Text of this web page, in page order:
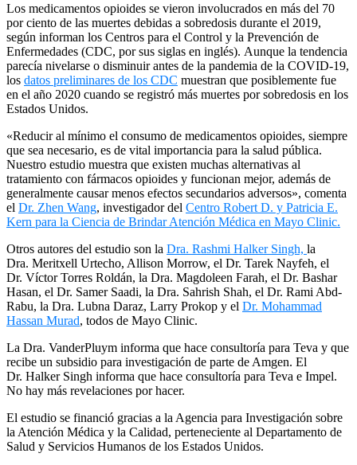
Los medicamentos opioides se vieron involucrados en más del 70
por ciento de las muertes debidas a sobredosis durante el 2019,
según informan los Centros para el Control y la Prevención de
Enfermedades (CDC, por sus siglas en inglés). Aunque la tendencia
parecía nivelarse o disminuir antes de la pandemia de la COVID-19,
los datos preliminares de los CDC muestran que posiblemente fue
en el año 2020 cuando se registró más muertes por sobredosis en los
Estados Unidos.
«Reducir al mínimo el consumo de medicamentos opioides, siempre
que sea necesario, es de vital importancia para la salud pública.
Nuestro estudio muestra que existen muchas alternativas al
tratamiento con fármacos opioides y funcionan mejor, además de
generalmente causar menos efectos secundarios adversos», comenta
el Dr. Zhen Wang, investigador del Centro Robert D. y Patricia E.
Kern para la Ciencia de Brindar Atención Médica en Mayo Clinic.
Otros autores del estudio son la Dra. Rashmi Halker Singh, la
Dra. Meritxell Urtecho, Allison Morrow, el Dr. Tarek Nayfeh, el
Dr. Víctor Torres Roldán, la Dra. Magdoleen Farah, el Dr. Bashar
Hasan, el Dr. Samer Saadi, la Dra. Sahrish Shah, el Dr. Rami Abd-
Rabu, la Dra. Lubna Daraz, Larry Prokop y el Dr. Mohammad
Hassan Murad, todos de Mayo Clinic.
La Dra. VanderPluym informa que hace consultoría para Teva y que
recibe un subsidio para investigación de parte de Amgen. El
Dr. Halker Singh informa que hace consultoría para Teva e Impel.
No hay más revelaciones por hacer.
El estudio se financió gracias a la Agencia para Investigación sobre
la Atención Médica y la Calidad, perteneciente al Departamento de
Salud y Servicios Humanos de los Estados Unidos.